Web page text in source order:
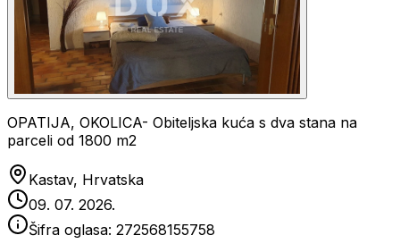
OPATIJA, OKOLICA- Obiteljska kuća s dva stana na
parceli od 1800 m2
Kastav, Hrvatska
09. 07. 2026.
Šifra oglasa: 272568155758